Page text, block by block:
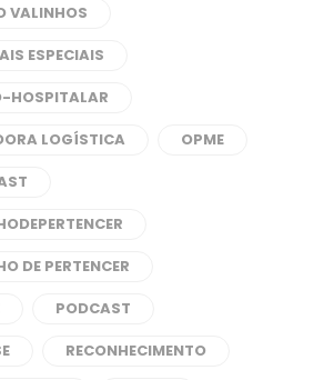
VALINHOS
ESPECIAIS
HOSPITALAR
LOGÍSTICA
OPME
DE PERTENCER
PODCAST
RECONHECIMENTO